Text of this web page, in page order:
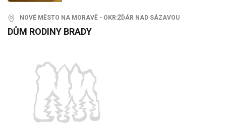
NOVÉ MĚSTO NA MORAVĚ - OKR:ŽĎÁR NAD SÁZAVOU
DŮM RODINY BRADY